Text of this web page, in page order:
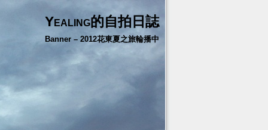
Yealing的自拍日誌
Banner – 2012花東夏之旅輪播中